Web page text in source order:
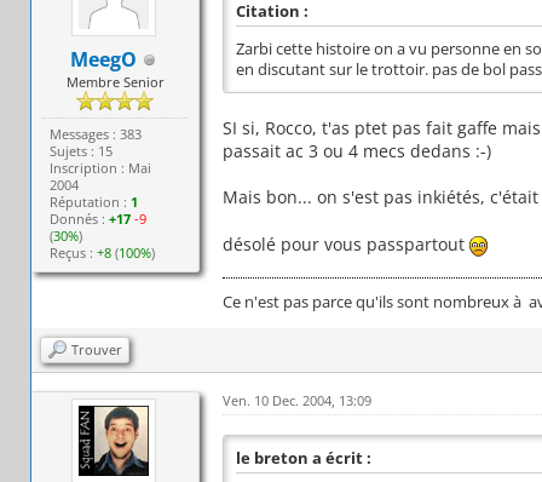
MeegO
Membre Senior
Messages : 383
Sujets : 15
Inscription : Mai
2004
Réputation : 1
Donnés :+17 -9
(30%)
Reçus :+8 (100%)
Citation :
Zarbi cette histoire on a vu personne en
en discutant sur le trottoir. pas de bol
SI si, Rocco, t'as ptet pas fait gaffe
passait ac 3 ou 4 mecs dedans :-)
Mais bon... on s'est pas inkiétés,
désolé pour vous passpartout
Ce n'est pas parce qu'ils sont nombreux à
Trouver
Ven. 10 Dec. 2004, 13:09
le breton a écrit :